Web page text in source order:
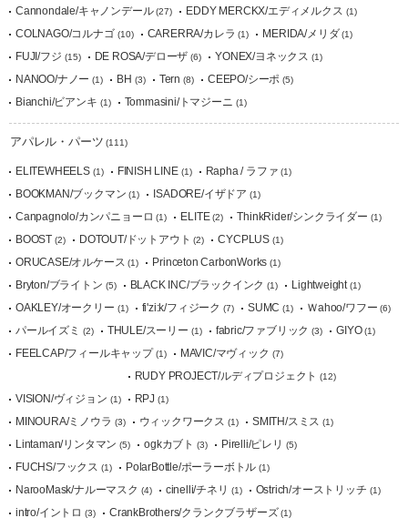
Cannondale/キャノンデール(27) EDDY MERCKX/エディメルクス (1)
COLNAGO/コルナゴ (10) CARERRA/カレラ (1) MERIDA/メリダ (1)
FUJI/フジ (15) DE ROSA/デローザ (6) YONEX/ヨネックス (1)
NANOO/ナノー (1) BH (3) Tern (8) CEEPO/シーポ (5)
Bianchi/ビアンキ (1) Tommasini/トマジーニ (1)
アパレル・パーツ (111)
ELITEWHEELS(1) FINISH LINE (1) Rapha / ラファ (1)
BOOKMAN/ブックマン (1) ISADORE/イザドア (1)
Canpagnolo/カンパニョーロ (1) ELITE (2) ThinkRider/シンクライダー (1)
BOOST (2) DOTOUT/ドットアウト (2) CYCPLUS (1)
ORUCASE/オルケース (1) Princeton CarbonWorks (1)
Bryton/ブライトン (5) BLACK INC/ブラックインク (1) Lightweight (1)
OAKLEY/オークリー (1) fi'zi:k/フィジーク (7) SUMC (1) Ｗahoo/ワフー (6)
パールイズミ (2) THULE/スーリー (1) fabric/ファブリック (3) GIYO(1)
FEELCAP/フィールキャップ(1) MAVIC/マヴィック (7)
VISION/ヴィジョン (1)
RUDY PROJECT/ルディプロジェクト (12)
RPJ (1)
MINOURA/ミノウラ (3) ウィックワークス (1) SMITH/スミス (1)
Lintaman/リンタマン (5) ogkカブト (3) Pirelli/ピレリ (5)
FUCHS/フックス (1) PolarBottle/ポーラーボトル (1)
NarooMask/ナルーマスク (4) cinelli/チネリ (1) Ostrich/オーストリッチ (1)
intro/イントロ (3) CrankBrothers/クランクブラザーズ (1)